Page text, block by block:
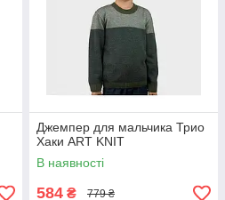
Джемпер для мальчика Трио
Хаки ART KNIT
В наявності
584 ₴ 779 ₴